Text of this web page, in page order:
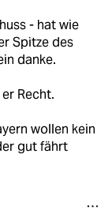
- hat wie
Spitze des
danke.
Recht.
wollen kein
gut fährt